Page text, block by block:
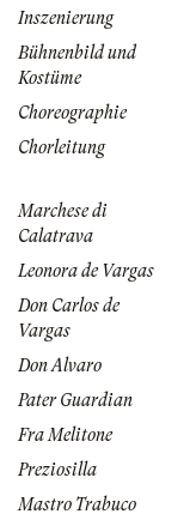
Inszenierung
Bühnenbild und
Kostüme
Choreographie
Chorleitung
Marchese di
Calatrava
Leonora de Vargas
Don Carlos de
Vargas
Don Alvaro
Pater Guardian
Fra Melitone
Preziosilla
Mastro Trabuco